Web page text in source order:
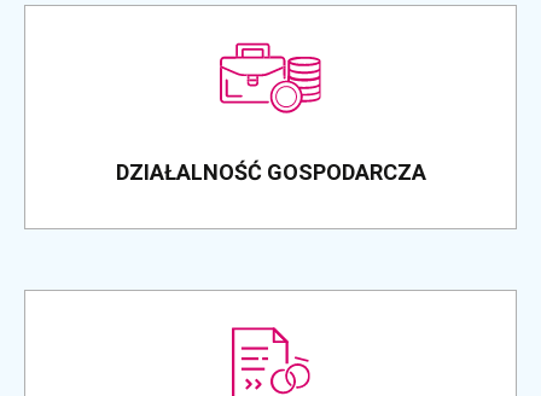
DZIAŁALNOŚĆ GOSPODARCZA